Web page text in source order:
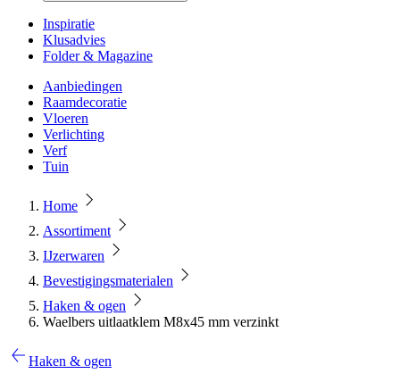
Inspiratie
Klusadvies
Folder & Magazine
Aanbiedingen
Raamdecoratie
Vloeren
Verlichting
Verf
Tuin
Home
Assortiment
IJzerwaren
Bevestigingsmaterialen
Haken & ogen
Waelbers uitlaatklem M8x45 mm verzinkt
Haken & ogen